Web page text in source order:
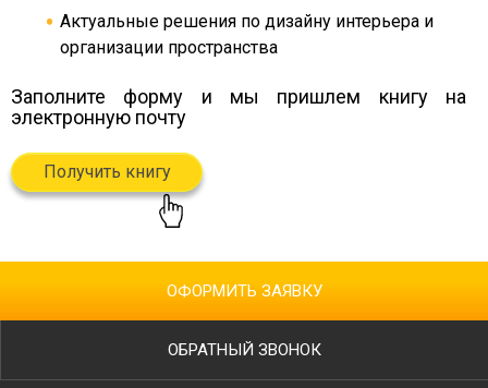
Актуальные решения по дизайну интерьера и
организации пространства
Заполните форму и мы пришлем книгу на
электронную почту
Получить книгу
ОФОРМИТЬ ЗАЯВКУ
ОБРАТНЫЙ ЗВОНОК